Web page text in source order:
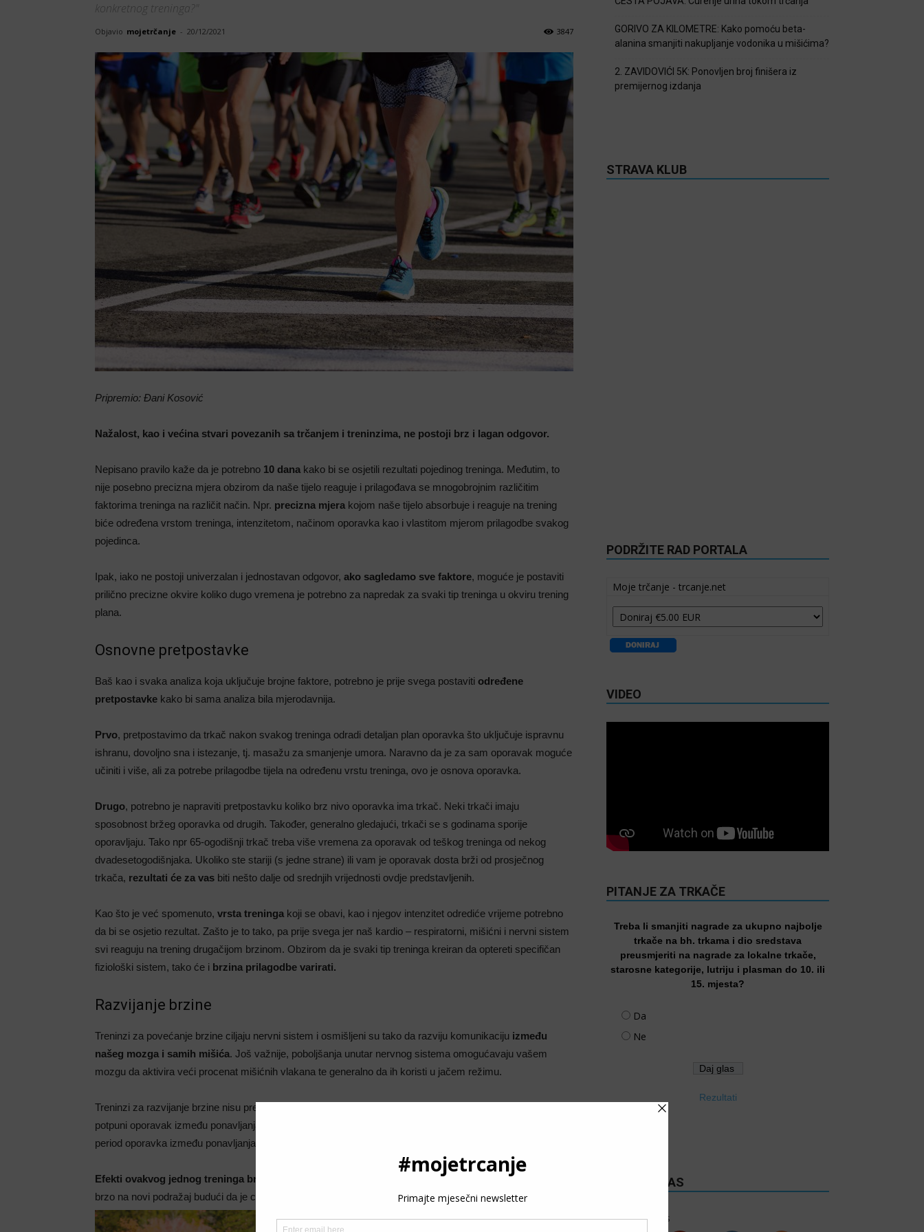
konkretnog treninga?"
Objavio mojetrčanje - 20/12/2021 3847
Pripremio: Đani Kosović
Nažalost, kao i većina stvari povezanih sa trčanjem i treninzima, ne postoji brz i lagan odgovor.
Nepisano pravilo kaže da je potrebno 10 dana kako bi se osjetili rezultati pojedinog treninga. Međutim, to
nije posebno precizna mjera obzirom da naše tijelo reaguje i prilagođava se mnogobrojnim različitim
faktorima treninga na različit način. Npr. precizna mjera kojom naše tijelo absorbuje i reaguje na trening
biće određena vrstom treninga, intenzitetom, načinom oporavka kao i vlastitom mjerom prilagodbe svakog
pojedinca.
Ipak, iako ne postoji univerzalan i jednostavan odgovor, ako sagledamo sve faktore, moguće je postaviti
prilično precizne okvire koliko dugo vremena je potrebno za napredak za svaki tip treninga u okviru trening
plana.
Osnovne pretpostavke
Baš kao i svaka analiza koja uključuje brojne faktore, potrebno je prije svega postaviti određene
pretpostavke kako bi sama analiza bila mjerodavnija.
Prvo, pretpostavimo da trkač nakon svakog treninga odradi detaljan plan oporavka što uključuje ispravnu
ishranu, dovoljno sna i istezanje, tj. masažu za smanjenje umora. Naravno da je za sam oporavak moguće
učiniti i više, ali za potrebe prilagodbe tijela na određenu vrstu treninga, ovo je osnova oporavka.
Drugo, potrebno je napraviti pretpostavku koliko brz nivo oporavka ima trkač. Neki trkači imaju
sposobnost bržeg oporavka od drugih. Također, generalno gledajući, trkači se s godinama sporije
oporavljaju. Tako npr 65-ogodišnji trkač treba više vremena za oporavak od teškog treninga od nekog
dvadesetogodišnjaka. Ukoliko ste stariji (s jedne strane) ili vam je oporavak dosta brži od prosječnog
trkača, rezultati će za vas biti nešto dalje od srednjih vrijednosti ovdje predstavljenih.
Kao što je već spomenuto, vrsta treninga koji se obavi, kao i njegov intenzitet odrediće vrijeme potrebno
da bi se osjetio rezultat. Zašto je to tako, pa prije svega jer naš kardio – respiratorni, mišićni i nervni sistem
svi reaguju na trening drugačijom brzinom. Obzirom da je svaki tip treninga kreiran da optereti specifičan
fiziološki sistem, tako će i brzina prilagodbe varirati.
Razvijanje brzine
Treninzi za povećanje brzine ciljaju nervni sistem i osmišljeni su tako da razviju komunikaciju između
našeg mozga i samih mišića. Još važnije, poboljšanja unutar nervnog sistema omogućavaju vašem
mozgu da aktivira veći procenat mišićnih vlakana te generalno da ih koristi u jačem režimu.
Treninzi za razvijanje brzine nisu pretjerano komplikovani. Rade se kratka ponavljanja punom brzinom uz
potpuni oporavak između ponavljanja. Npr. kratki sprintevi uzbrdo, 150 – 200 metarski intervali uz duži
period oporavka između ponavljanja isl.
Efekti ovakvog jednog treninga brzine nakon dan – dva
. Nervni sistem reaguje
brzo na novi podražaj budući da je ciklus opterećenja i oporavka veoma kratak.
GORIVO ZA KILOMETRE: Kako pomoću beta-
alanina smanjiti nakupljanje vodonika u mišićima?
2. ZAVIDOVIĆI 5K: Ponovljen broj finišera iz
premijernog izdanja
STRAVA KLUB
PODRŽITE RAD PORTALA
Moje trčanje - trcanje.net
VIDEO
PITANJE ZA TRKAČE
Treba li smanjiti nagrade za ukupno najbolje
trkače na bh. trkama i dio sredstava
preusmjeriti na nagrade za lokalne trkače,
starosne kategorije, lutriju i plasman do 10. ili
15. mjesta?
Da
Ne
Rezultati
PRATITE NAS
36k Follows